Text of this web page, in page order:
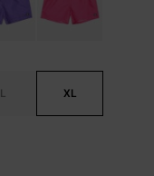
L XL